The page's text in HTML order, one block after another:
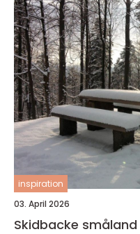
inspiration
03. April 2026
Skidbacke småland nära, familjärt och fullt